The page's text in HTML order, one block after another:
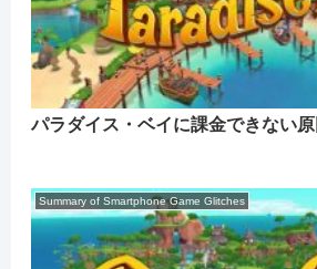
パラダイス・ベイに課金できない
Summary of Smartphone Game Glitches